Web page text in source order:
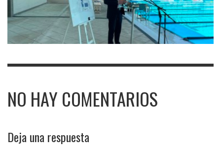
NO HAY COMENTARIOS
Deja una respuesta